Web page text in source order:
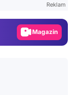
Reklam
Magazin